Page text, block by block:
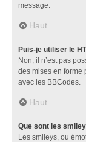
message.
Haut
Puis-je utiliser le
Non, il n’est pas
des mises en forme
avec les BBCodes.
Haut
Que sont les
Les smileys, ou